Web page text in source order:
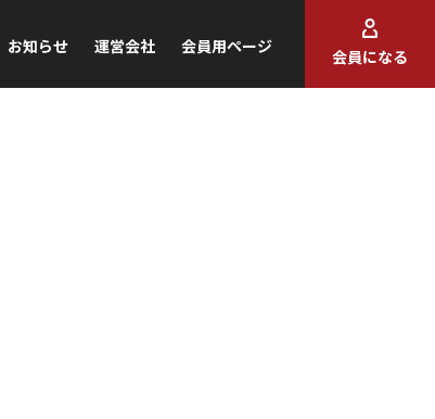
お知らせ 運営会社 会員用ページ
会員になる